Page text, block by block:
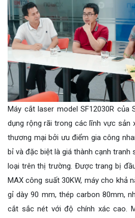
Máy cắt laser model SF12030R của
dụng rộng rãi trong các lĩnh vực sản
thương mại bởi ưu điểm gia công
bỉ và đặc biệt là giá thành cạnh tranh
loại trên thị trường. Được trang bị
MAX công suất 30KW, máy cho khả
gỉ dày 90 mm, thép carbon 80mm,
cắt sắc nét với độ chính xác cao.